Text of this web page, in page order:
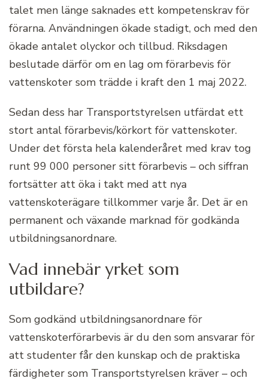
talet men länge saknades ett kompetenskrav för
förarna. Användningen ökade stadigt, och med den
ökade antalet olyckor och tillbud. Riksdagen
beslutade därför om en lag om förarbevis för
vattenskoter som trädde i kraft den 1 maj 2022.
Sedan dess har Transportstyrelsen utfärdat ett
stort antal förarbevis/körkort för vattenskoter.
Under det första hela kalenderåret med krav tog
runt 99 000 personer sitt förarbevis – och siffran
fortsätter att öka i takt med att nya
vattenskoterägare tillkommer varje år. Det är en
permanent och växande marknad för godkända
utbildningsanordnare.
Vad innebär yrket som
utbildare?
Som godkänd utbildningsanordnare för
vattenskoterförarbevis är du den som ansvarar för
att studenter får den kunskap och de praktiska
färdigheter som Transportstyrelsen kräver – och